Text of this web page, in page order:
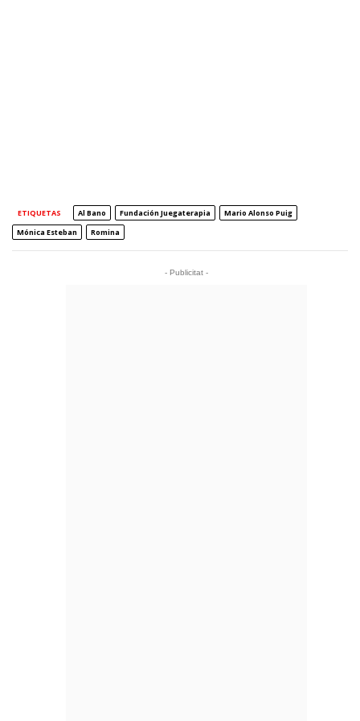
ETIQUETAS Al Bano Fundación Juegaterapia
Mario Alonso Puig
Mónica Esteban
Romina
- Publicitat -